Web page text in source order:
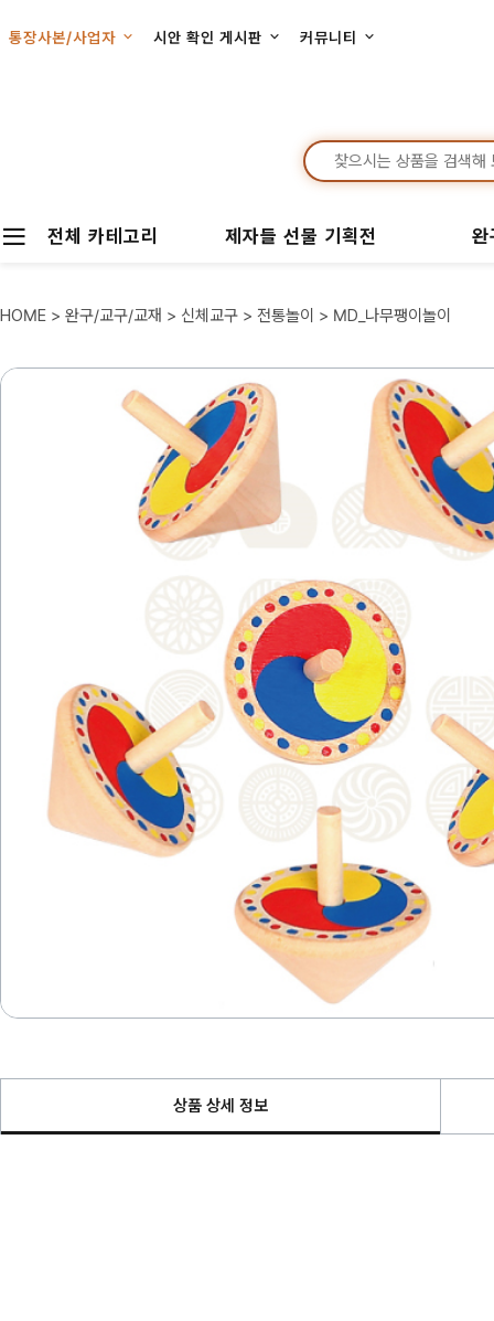
통장사본/사업자 시안 확인 게시판 커뮤니티
전체 카테고리 제자들 선물 기획전
HOME > 완구/교구/교재 > 신체교구 > 전통놀이 > MD_나무팽이놀이
상품 상세 정보